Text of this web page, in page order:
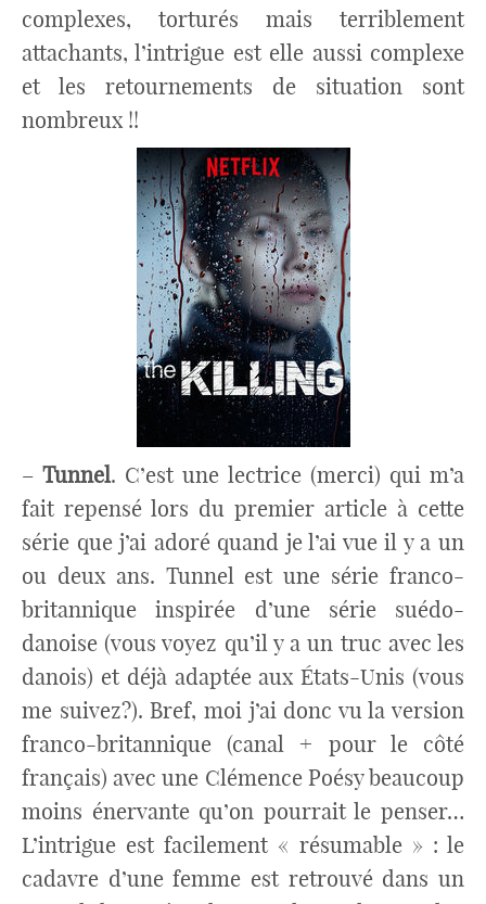
complexes, torturés mais terriblement
attachants, l’intrigue est elle aussi complexe
et les retournements de situation sont
nombreux !!
–Tunnel. C’est une lectrice (merci) qui m’a
fait repensé lors du premier article à cette
série que j’ai adoré quand je l’ai vue il y a un
ou deux ans. Tunnel est une série franco-
britannique inspirée d’une série suédo-
danoise (vous voyez qu’il y a un truc avec les
danois) et déjà adaptée aux États-Unis (vous
me suivez?). Bref, moi j’ai donc vu la version
franco-britannique (canal + pour le côté
français) avec une Clémence Poésy beaucoup
moins énervante qu’on pourrait le penser…
L’intrigue est facilement « résumable » : le
cadavre d’une femme est retrouvé dans un